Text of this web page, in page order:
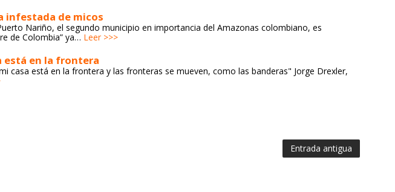
infestada de micos
Nariño, el segundo municipio en importancia del Amazonas colombiano, es
de Colombia” ya… Leer >>>
está en la frontera
casa está en la frontera y las fronteras se mueven, como las banderas" Jorge Drexler,
Entrada antigua